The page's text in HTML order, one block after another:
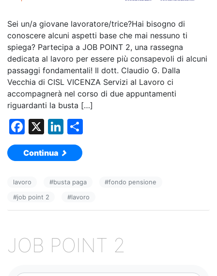
Sei un/a giovane lavoratore/trice?Hai bisogno di
conoscere alcuni aspetti base che mai nessuno ti
spiega? Partecipa a JOB POINT 2, una rassegna
dedicata al lavoro per essere più consapevoli di alcuni
passaggi fondamentali! Il dott. Claudio G. Dalla
Vecchia di CISL VICENZA Servizi al Lavoro ci
accompagnerà nel corso di due appuntamenti
riguardanti la busta […]
F
a
c
b
o
k
X
Li
n
k
dI
n
vi
di
Continua
lavoro #busta paga #fondo pensione
#job point 2 #lavoro
JOB POINT 2